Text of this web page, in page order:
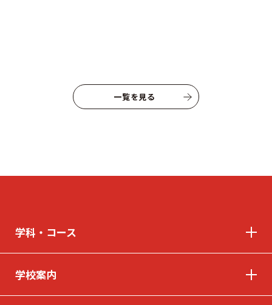
一覧を見る
学科・コース
学校案内